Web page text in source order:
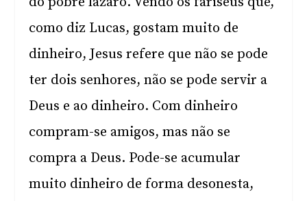
como diz Lucas, gostam muito de
dinheiro, Jesus refere que não se pode
ter dois senhores, não se pode servir a
Deus e ao dinheiro. Com dinheiro
compram-se amigos, mas não se
compra a Deus. Pode-se acumular
muito dinheiro de forma desonesta,